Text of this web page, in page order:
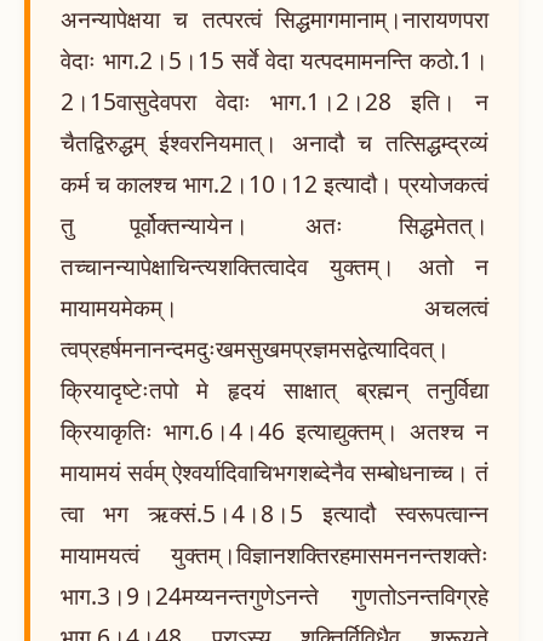
अनन्यापेक्षया च तत्परत्वं सिद्धमागमानाम्।नारायणपरा
वेदाः भाग.2।5।15 सर्वे वेदा यत्पदमामनन्ति कठो.1।
2।15वासुदेवपरा वेदाः भाग.1।2।28 इति। न
चैतद्विरुद्धम् ईश्वरनियमात्। अनादौ च तत्सिद्धम्द्रव्यं
कर्म च कालश्च भाग.2।10।12 इत्यादौ। प्रयोजकत्वं
तु पूर्वोक्तन्यायेन। अतः सिद्धमेतत्।
तच्चानन्यापेक्षाचिन्त्यशक्तित्वादेव युक्तम्। अतो न
मायामयमेकम्। अचलत्वं
त्वप्रहर्षमनानन्दमदुःखमसुखमप्रज्ञमसद्वेत्यादिवत्।
क्रियादृष्टेःतपो मे हृदयं साक्षात् ब्रह्मन् तनुर्विद्या
क्रियाकृतिः भाग.6।4।46 इत्याद्युक्तम्। अतश्च न
मायामयं सर्वम् ऐश्वर्यादिवाचिभगशब्देनैव सम्बोधनाच्च। तं
त्वा भग ऋक्सं.5।4।8।5 इत्यादौ स्वरूपत्वान्न
मायामयत्वं युक्तम्।विज्ञानशक्तिरहमासमननन्तशक्तेः
भाग.3।9।24मय्यनन्तगुणेऽनन्ते गुणतोऽनन्तविग्रहे